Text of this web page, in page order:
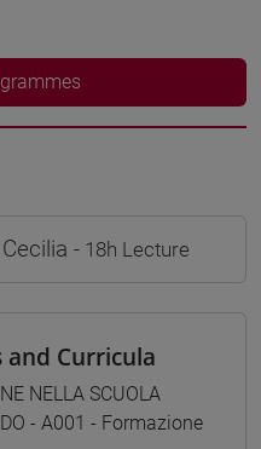
- 18h Lecture
and Curricula
NELLA SCUOLA
- A001 - Formazione